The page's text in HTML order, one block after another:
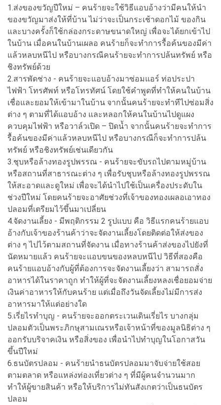
1.ส่งของขวัญปีใหม่ – คนร้ายจะใช้วิธีแอบอ้างว่ามีคนให้นำ
ของขวัญมาส่งให้ที่บ้าน ไม่ว่าจะเป็นกระเช้าดอกไม้ ของกิน
และบางครั้งก็ใช้กล่องกระดาษขนาดใหญ่ เพื่อจะได้ยกเข้าไป
ในบ้าน เมื่อคนในบ้านเผลอ คนร้ายก็จะทำการรื้อค้นของมีค่า
แล้วหลบหนีไป หรือบางกรณีคนร้ายจะทำการปล้นทรัพย์ หรือ
ชิงทรัพย์ด้วย
2.สารพัดช่าง - คนร้ายจะแอบอ้างมาซ่อมแอร์ ท่อประปา
ไฟฟ้า โทรศัพท์ หรือโทรทัศน์ โดยใช้คำพูดที่ทำให้คนในบ้าน
เชื่อและยอมให้เข้ามาในบ้าน จากนั้นคนร้ายจะทำทีไปซ่อมสิ่ง
ต่าง ๆ ตามที่ได้แอบอ้าง และหลอกให้คนในบ้านไปดูแผง
ควบคุมไฟฟ้า หรือวาล์วเปิด – ปิดน้ำ จากนั้นคนร้ายจะทำการ
รื้อค้นของมีค่าแล้วหลบหนีไป หรือบางกรณีก็จะทำการปล้น
ทรัพย์ หรือชิงทรัพย์เช่นเดียวกัน
3.ชุบหรือล้างทองรูปพรรณ - คนร้ายจะขับรถไปตามหมู่บ้าน
หรือสถานที่สาธารณะต่าง ๆ เพื่อรับชุบหรือล้างทองรูปพรรณ
ให้สะอาดและดูใหม่ เพื่อจะได้นำไปใช้เป็นเครื่องประดับใน
ช่วงปีใหม่ โดยคนร้ายจะอาศัยช่วงที่เจ้าของทองเผลอเอาทอง
ปลอมที่เตรียมไว้ขึ้นมาเปลี่ยน
4.จัดงานเลี้ยง - มีพฤติกรรม 2 รูปแบบ คือ วิธีแรกคนร้ายแอบ
อ้างกับเจ้าของร้านค้าว่าจะจัดงานเลี้ยงโดยติดต่อให้ส่งของ
ต่าง ๆ ไปไว้ตามสถานที่จัดงาน เมื่อทางร้านค้าส่งของไปยังที่
นัดหมายแล้ว คนร้ายจะแอบขนของหลบหนีไป วิธีที่สองคือ
คนร้ายแอบอ้างกับผู้ที่ต้องการจะจัดงานเลี้ยงว่า สามารถสั่ง
อาหารได้ในราคาถูก ทำให้ผู้ที่จะจัดงานเลี้ยงหลงเชื่อยอมจ่าย
เงินค่าอาหารให้กับคนร้าย แต่เมื่อถึงวันจัดเลี้ยงไม่มีการส่ง
อาหารมาให้แต่อย่างใด
5.เรี่ยไรทำบุญ - คนร้ายจะออกตระเวนเดินเรี่ยไร บางกลุ่ม
ปลอมตัวเป็นพระภิกษุสามเณรหรือเจ้าหน้าที่ของมูลนิธิต่าง ๆ
ออกรับบริจาคเงิน หรือสิ่งของ เพื่อนำไปทำบุญในโอกาสวัน
ขึ้นปีใหม่
6.ธนบัตรปลอม - คนร้ายนำธนบัตรปลอมมาจับจ่ายใช้สอย
ตามตลาด หรือแหล่งท่องเที่ยวต่าง ๆ ที่มีผู้คนจำนวนมาก
ทำให้ผู้ขายสินค้า หรือให้บริการไม่ทันสังเกตว่าเป็นธนบัตร
ปลอม